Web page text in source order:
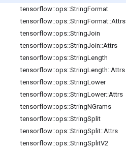
tensorflow::ops::StringFormat
tensorflow::ops::StringFormat::Attrs
tensorflow::ops::StringJoin
tensorflow::ops::StringJoin::Attrs
tensorflow::ops::StringLength
tensorflow::ops::StringLength::Attrs
tensorflow::ops::StringLower
tensorflow::ops::StringLower::Attrs
tensorflow::ops::StringNGrams
tensorflow::ops::StringSplit
tensorflow::ops::StringSplit::Attrs
tensorflow::ops::StringSplitV2